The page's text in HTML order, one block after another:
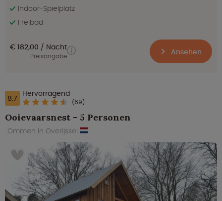
Indoor-Spielplatz
Freibad
€ 182,00 Nacht
Preisangabe Ansehen
8.7 Hervorragend
(69)
Ooievaarsnest - 5 Personen
Ommen in Overijssel